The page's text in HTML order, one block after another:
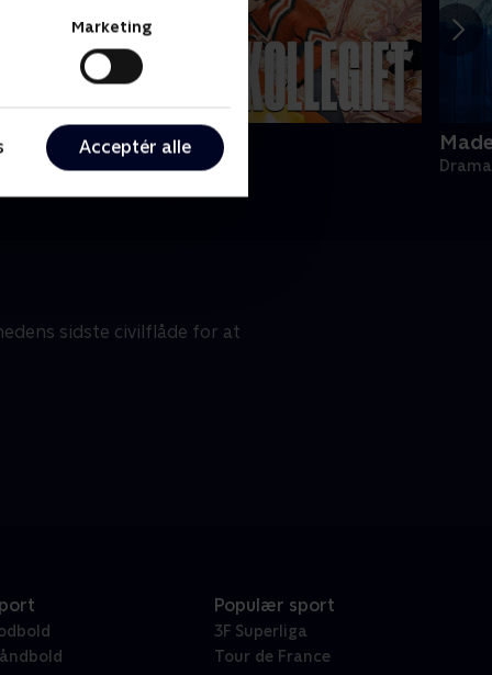
Marketing
Acceptér alle
• 1 sæsoner
sidste civilflåde for at
Populær sport
3F Superliga
Tour de France